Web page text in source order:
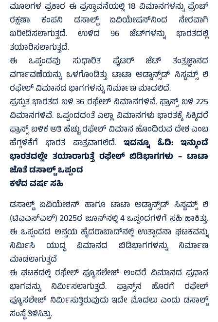
ಮೂಲಗಳ ಪ್ರಕಾರ ಈ ಪ್ರಸ್ತಾವನೆಯಲ್ಲಿ 18 ವಿಮಾನಗಳನ್ನು ಫ್ರೆಂಚ್
ರಕ್ಷಣಾ ಕಂಪನಿ ಡಸಾಲ್ಟ್ ಏವಿಯೇಷನ್‌ನಿಂದ ನೇರವಾಗಿ
ಖರೀದಿಸಲಾಗುತ್ತದೆ. ಉಳಿದ 96 ಜೆಟ್‌ಗಳನ್ನು ಭಾರತದಲ್ಲಿ
ತಯಾರಿಸಲಾಗುತ್ತದೆ.
ಈ ಒಪ್ಪಂದವು ಸುಧಾರಿತ ಫೈಟರ್ ಜೆಟ್ ತಂತ್ರಜ್ಞಾನದ
ವರ್ಗಾವಣೆಯನ್ನು ಒಳಗೊಂಡಿತ್ತು ಟಾಟಾ ಅಡ್ವಾನ್ಸ್‌ಡ್‌ ಸಿಸ್ಟಮ್ಸ್‌ ಲಿ
ರಫೇಲ್‌ ವಿಮಾನದ ಭಾಗಗಳನ್ನು ನಿರ್ಮಾಣ ಮಾಡಲಿದೆ.
ಪ್ರಸ್ತುತ ಭಾರತದ ಬಳಿ 36 ರಫೇಲ್‌ ವಿಮಾನಗಳಿವೆ. ಫ್ರಾನ್ಸ್‌ ಬಳಿ 225
ವಿಮಾನಗಳಿವೆ. ಒಪ್ಪಂದದಂತೆ ಎಲ್ಲಾ ವಿಮಾನಗಳು ಭಾರತಕ್ಕೆ ಸಿಕ್ಕಿದರೆ
ಫ್ರಾನ್ಸ್‌ ಬಳಿಕ ಅತಿ ಹೆಚ್ಚು ರಫೇಲ್‌ ವಿಮಾನ ಹೊಂದಿರುವ ದೇಶ ಎಂಬ
ಹೆಗ್ಗಳಿಕೆಗೆ ಭಾರತ ಪಾತ್ರವಾಗಲಿದೆ.ಇದನ್ನೂ ಓದಿ:ಇನ್ಮುಂದೆ
ಭಾರತದಲ್ಲೇ ತಯಾರಾಗುತ್ತೆ ರಫೇಲ್ ಬಿಡಿಭಾಗಗಳು – ಟಾಟಾ
ಜೊತೆ ಡಸಾಲ್ಟ್ ಒಪ್ಪಂದ
ಕಳೆದ ವರ್ಷ ಸಹಿ
ಡಸಾಲ್ಟ್ ಏವಿಯೇಶನ್‌ ಹಾಗೂ ಟಾಟಾ ಅಡ್ವಾನ್ಸ್‌ಡ್‌ ಸಿಸ್ಟಮ್ಸ್‌ ಲಿ
(ಟಿಎಎಸ್‌ಎಲ್‌) 2025ರ ಜೂನ್‌ನಲ್ಲಿ 4 ಒಪ್ಪಂದಗಳಿಗೆ ಸಹಿ ಹಾಕಿತ್ತು.
ಈ ಒಪ್ಪಂದದ ಅನ್ವಯ ಹೈದರಾಬಾದ್‌ನಲ್ಲಿ ಉತ್ಪಾದನಾ ಘಟಕವನ್ನು
ನಿರ್ಮಿಸಿ ಯುದ್ಧ ವಿಮಾನದ ಬಿಡಿಭಾಗಗಳನ್ನು ನಿರ್ಮಾಣ
ಮಾಡಲಾಗುತ್ತದೆ
ಈ ಘಟಕದಲ್ಲಿ ರಫೇಲ್‌ ಫ್ಯೂಸಲೇಜ್‌ ಅಂದರೆ ವಿಮಾನದ ಪ್ರಧಾನ
ಭಾಗವನ್ನು ನಿರ್ಮಿಸಲಾಗುತ್ತದೆ. ಫ್ರಾನ್ಸ್‌ನ ಹೊರಗೆ ರಫೇಲ್‌
ಫ್ಯೂಸಲೇಜ್‌ ನಿರ್ಮಿಸುತ್ತಿರುವುದು ಇದೇ ಮೊದಲು ಎಂದು ಡಸಾಲ್ಟ್
ಸಂಸ್ಥೆ ತಿಳಿಸಿತ್ತು.